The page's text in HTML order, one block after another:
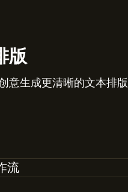
版
意生成更清晰的文本排